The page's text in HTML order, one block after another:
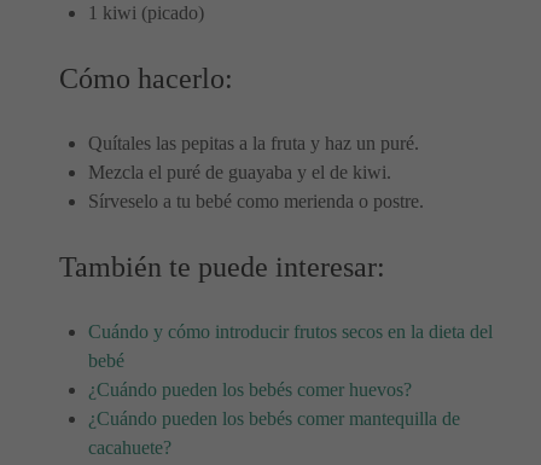
1 kiwi (picado)
Cómo hacerlo:
Quítales las pepitas a la fruta y haz un puré.
Mezcla el puré de guayaba y el de kiwi.
Sírveselo a tu bebé como merienda o postre.
También te puede interesar:
Cuándo y cómo introducir frutos secos en la dieta del
bebé
¿Cuándo pueden los bebés comer huevos?
¿Cuándo pueden los bebés comer mantequilla de
cacahuete?